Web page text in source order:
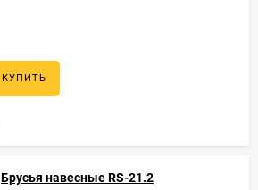
КУПИТЬ
Брусья навесные RS-21.2